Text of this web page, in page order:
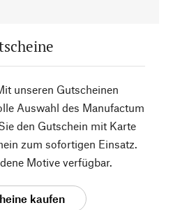
unseren Gutscheinen
Auswahl des Manufactum
den Gutschein mit Karte
zum sofortigen Einsatz.
Motive verfügbar.
kaufen